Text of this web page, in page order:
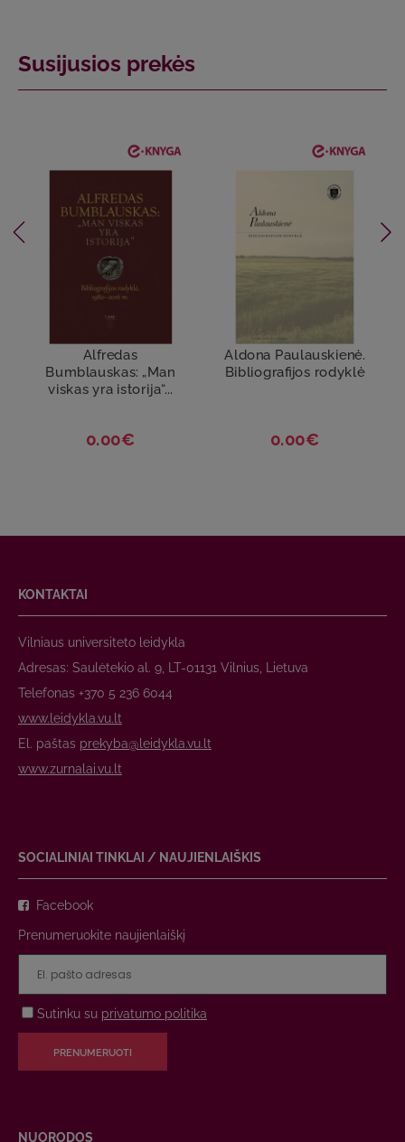
Susijusios prekės
Alfredas
Bumblauskas: „Man
viskas yra istorija“...
0.00€
Aldona Paulauskienė.
Bibliografijos rodyklė
0.00€
KONTAKTAI
Vilniaus universiteto leidykla
Adresas: Saulėtekio al. 9, LT-01131 Vilnius, Lietuva
Telefonas +370 5 236 6044
www.leidykla.vu.lt
El. paštas prekyba@leidykla.vu.lt
www.zurnalai.vu.lt
SOCIALINIAI TINKLAI / NAUJIENLAIŠKIS
Facebook
Prenumeruokite naujienlaiškį
Sutinku su privatumo politika
PRENUMERUOTI
NUORODOS